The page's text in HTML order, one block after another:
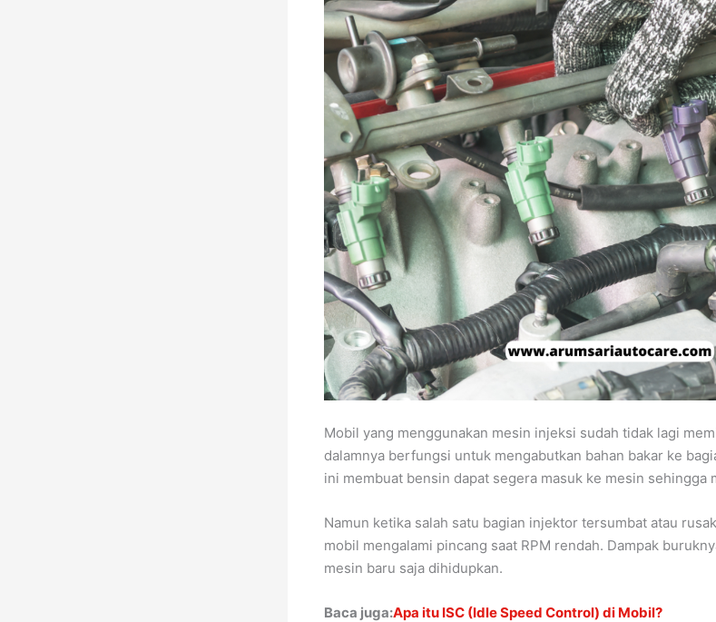
Mobil yang menggunakan mesin injeksi sudah tidak lagi
dalamnya berfungsi untuk mengabutkan bahan bakar ke
ini membuat bensin dapat segera masuk ke mesin sehingga
Namun ketika salah satu bagian injektor tersumbat atau
mobil mengalami pincang saat RPM rendah. Dampak
mesin baru saja dihidupkan.
Baca juga:Apa itu ISC (Idle Speed Control) di Mobil?